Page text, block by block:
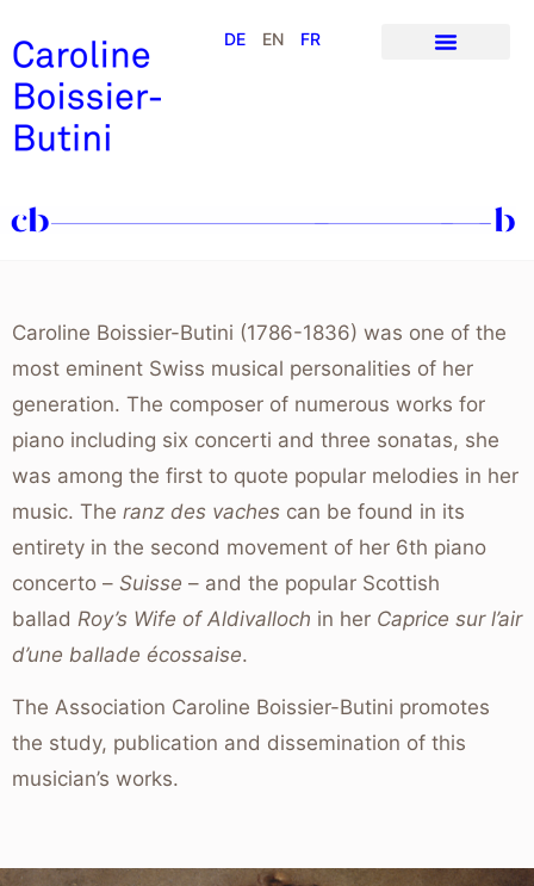
DE EN FR
Caroline Boissier-Butini (1786-1836) was one of the
most eminent Swiss musical personalities of her
generation. The composer of numerous works for
piano including six concerti and three sonatas, she
was among the first to quote popular melodies in her
music. The ranz des vaches can be found in its
entirety in the second movement of her 6th piano
concerto – Suisse – and the popular Scottish
ballad Roy’s Wife of Aldivalloch in her Caprice sur l’air
d’une ballade écossaise.
The Association Caroline Boissier-Butini promotes
the study, publication and dissemination of this
musician’s works.